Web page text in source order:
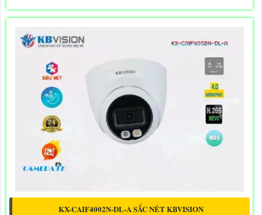
KX-CAIF4002N-DL-A SẮC NÉT KBVISION